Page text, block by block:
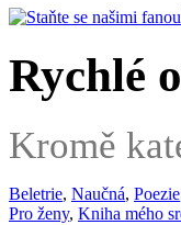
Rychlé
Kromě
Beletrie, Naučná, Poezie
Pro ženy, Kniha mého